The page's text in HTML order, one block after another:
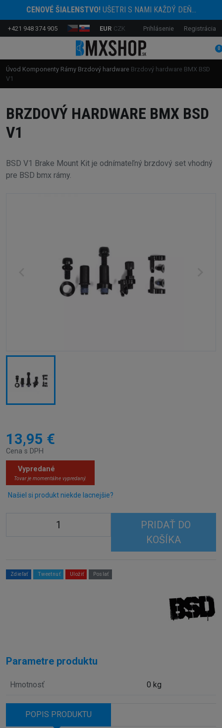
CENOVÉ ŠIALENSTVO!UŠETRI S NAMI KAŽDÝ DEŇ...
+421 948 374 905 EUR CZK Prihlásenie Registrácia
0
Úvod Komponenty Rámy Brzdový hardware Brzdový hardware BMX BSD
V1
BRZDOVÝ HARDWARE BMX BSD
V1
BSD V1 Brake Mount Kit je odnímateľný brzdový set vhodný
pre BSD bmx rámy.
13,95 €
Cena s DPH
Vypredané
Tovar je momentálne vypredaný.
Našiel si produkt niekde lacnejšie?
PRIDAŤ DO
KOŠÍKA
Zdieľať Tweetnuť Uložiť Poslať
Parametre produktu
Hmotnosť 0 kg
POPIS PRODUKTU